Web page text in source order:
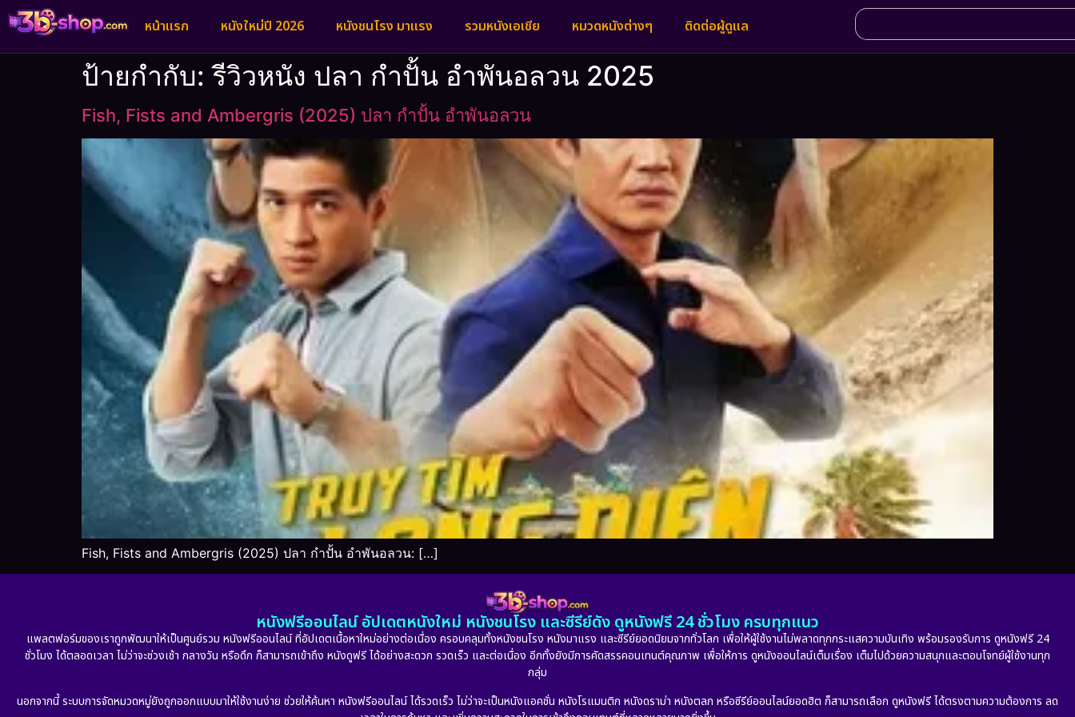
หน้าแรก หนังใหม่ปี 2026 หนังชนโรง มาแรง รวมหนังเอเชีย หมวดหนังต่างๆ ติดต่อผู้ดูแล
ป้ายกำกับ:รีวิวหนัง ปลา กำปั้น อำพันอลวน 2025
Fish, Fists and Ambergris (2025) ปลา กำปั้น อำพันอลวน
Fish, Fists and Ambergris (2025) ปลา กำปั้น อำพันอลวน: […]
หนังฟรีออนไลน์ อัปเดตหนังใหม่ หนังชนโรง และซีรีย์ดัง ดูหนังฟรี 24 ชั่วโมง ครบทุกแนว
แพลตฟอร์มของเราถูกพัฒนาให้เป็นศูนย์รวม หนังฟรีออนไลน์ ที่อัปเดตเนื้อหาใหม่อย่างต่อเนื่อง ครอบคลุมทั้งหนังชนโรง หนังมาแรง และซีรีย์ยอดนิยมจากทั่วโลก เพื่อให้ผู้ใช้งานไม่พลาดทุกกระแสความบันเทิง พร้อมรองรับการ ดูหนังฟรี 24
ชั่วโมง ได้ตลอดเวลา ไม่ว่าจะช่วงเช้า กลางวัน หรือดึก ก็สามารถเข้าถึง หนังดูฟรี ได้อย่างสะดวก รวดเร็ว และต่อเนื่อง อีกทั้งยังมีการคัดสรรคอนเทนต์คุณภาพ เพื่อให้การ ดูหนังออนไลน์เต็มเรื่อง เต็มไปด้วยความสนุกและตอบโจทย์ผู้ใช้งานทุก
กลุ่ม
นอกจากนี้ ระบบการจัดหมวดหมู่ยังถูกออกแบบมาให้ใช้งานง่าย ช่วยให้ค้นหา หนังฟรีออนไลน์ ได้รวดเร็ว ไม่ว่าจะเป็นหนังแอคชั่น หนังโรแมนติก หนังดราม่า หนังตลก หรือซีรีย์ออนไลน์ยอดฮิต ก็สามารถเลือก ดูหนังฟรี ได้ตรงตามความต้องการ ลด